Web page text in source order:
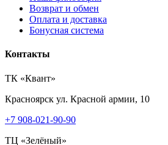
Возврат и обмен
Оплата и доставка
Бонусная система
Контакты
ТК «Квант»
Красноярск ул. Красной армии, 10
+7 908-021-90-90
ТЦ «Зелёный»